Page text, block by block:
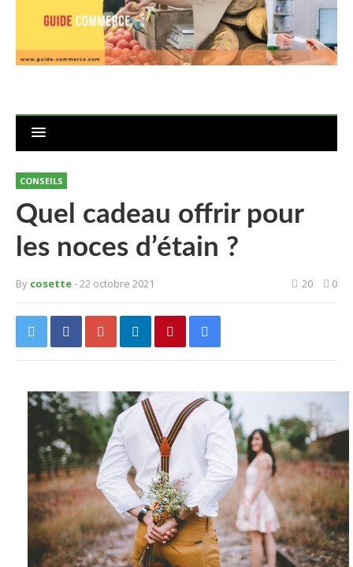
CONSEILS
Quel cadeau offrir pour
les noces d’étain ?
By cosette- 22 octobre 2021 20 0